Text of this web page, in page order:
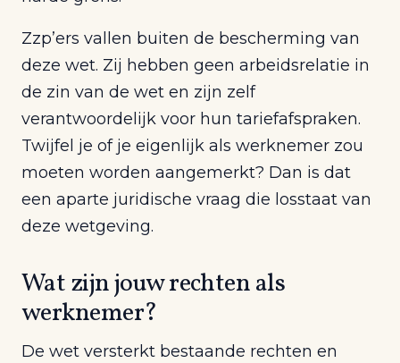
Zzp’ers vallen buiten de bescherming van
deze wet. Zij hebben geen arbeidsrelatie in
de zin van de wet en zijn zelf
verantwoordelijk voor hun tariefafspraken.
Twijfel je of je eigenlijk als werknemer zou
moeten worden aangemerkt? Dan is dat
een aparte juridische vraag die losstaat van
deze wetgeving.
Wat zijn jouw rechten als
werknemer?
De wet versterkt bestaande rechten en